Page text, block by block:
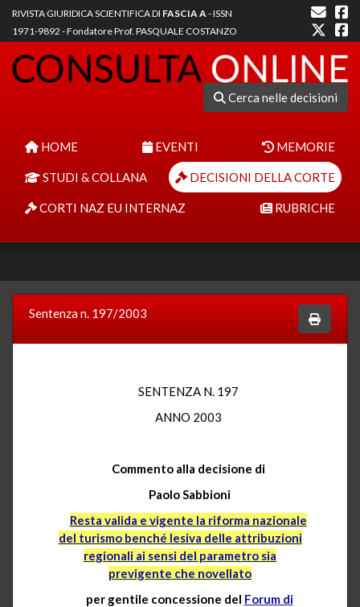
RIVISTA GIURIDICA SCIENTIFICA DI FASCIA A- ISSN
1971-9892 - Fondatore Prof. PASQUALE COSTANZO
Cerca nelle decisioni
HOME EVENTI MEMORIE
STUDI & COLLANA DECISIONI DELLA CORTE
CORTI NAZ EU INTERNAZ RUBRICHE
Sentenza n. 197/2003
SENTENZA N. 197
ANNO 2003
Commento alla decisione di
Paolo Sabbioni
Resta valida e vigente la riforma nazionale
del turismo benché lesiva delle attribuzioni
regionali ai sensi del parametro sia
previgente che novellato
per gentile concessione del Forum di